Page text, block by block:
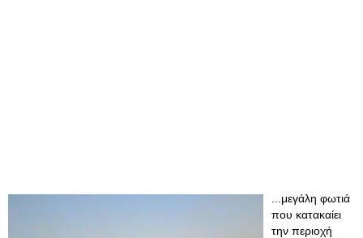
...μεγάλη φωτιά
που κατακαίει
την περιοχή